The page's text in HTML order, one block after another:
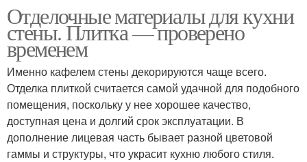
Материалы для отделки
оформления
Отделочные материалы для кухни
стены. Плитка — проверено
временем
Именно кафелем стены декорируются чаще всего.
Отделка плиткой считается самой удачной для подобного
помещения, поскольку у нее хорошее качество,
доступная цена и долгий срок эксплуатации. В
дополнение лицевая часть бывает разной цветовой
гаммы и структуры, что украсит кухню любого стиля.